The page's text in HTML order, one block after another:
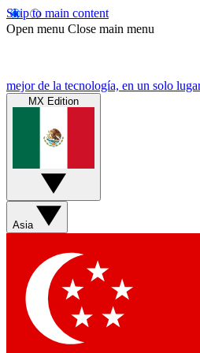
Skip to main content
Open menu Close main menu
mejor de la tecnología, en un solo
MX Edition
Asia